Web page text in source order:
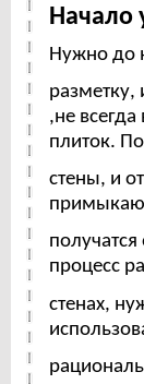
Начало
Нужно до
разметку,
,не
плиток.
стены, и
процесс
стенах,